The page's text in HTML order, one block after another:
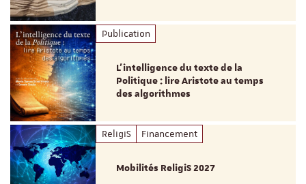
Publication
L’intelligence du texte de la
Politique : lire Aristote au temps
des algorithmes
ReligiS Financement
Mobilités ReligiS 2027